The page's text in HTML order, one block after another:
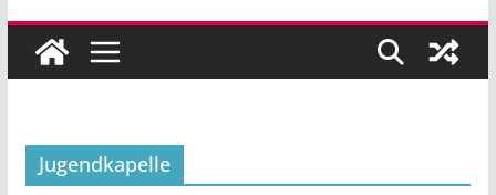
Jugendkapelle